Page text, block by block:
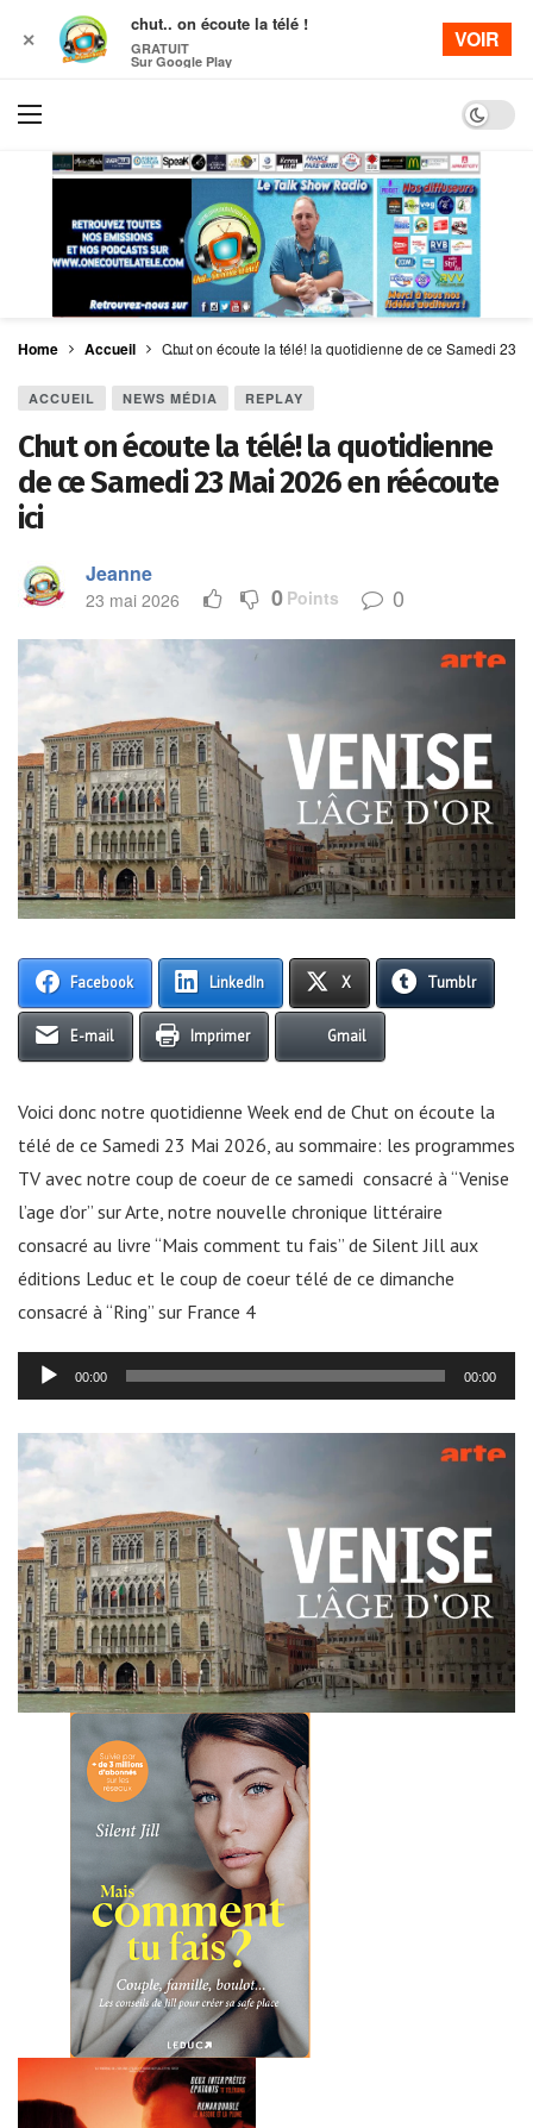
Dark
Home Accueil Chut on écoute la télé! la quotidienne de ce Samedi 23
ACCUEIL NEWS MÉDIA REPLAY
Chut on écoute la télé! la quotidienne
de ce Samedi 23 Mai 2026 en réécoute
ici
Jeanne
23 mai 2026 0 Points 0
Facebook LinkedIn X Tumblr
E-mail Imprimer Gmail
Voici donc notre quotidienne Week end de Chut on écoute la
télé de ce Samedi 23 Mai 2026, au sommaire: les programmes
TV avec notre coup de coeur de ce samedi consacré à “Venise
l’age d’or” sur Arte, notre nouvelle chronique littéraire
consacré au livre “Mais comment tu fais” de Silent Jill aux
éditions Leduc et le coup de coeur télé de ce dimanche
consacré à “Ring” sur France 4
Lecteur
audio
00:00 00:00
✕
chut.. on écoute la télé !
GRATUIT
Sur Google Play
VOIR